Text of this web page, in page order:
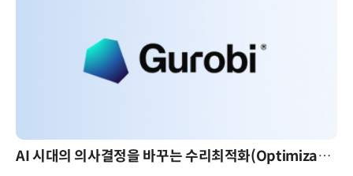
AI 시대의 의사결정을 바꾸는 수리최적화(Optimization): 실제 산업 적용 사례와 활용 전략